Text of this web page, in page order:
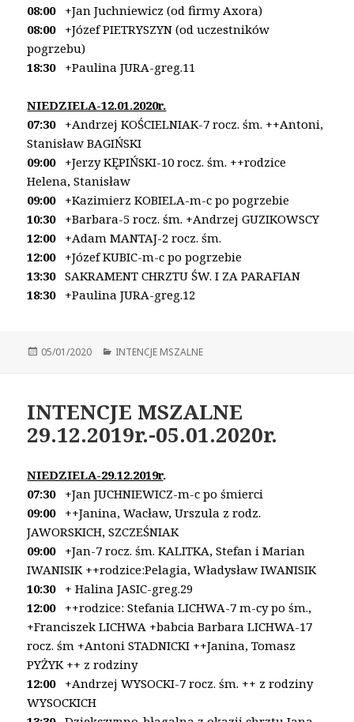
08:00 +Jan Juchniewicz (od firmy Axora)
08:00 +Józef PIETRYSZYN (od uczestników
pogrzebu)
18:30 +Paulina JURA-greg.11
NIEDZIELA-12.01.2020r.
07:30+Andrzej KOŚCIELNIAK-7 rocz. śm. ++Antoni,
Stanisław BAGIŃSKI
09:00+Jerzy KĘPIŃSKI-10 rocz. śm. ++rodzice
Helena, Stanisław
09:00+Kazimierz KOBIELA-m-c po pogrzebie
10:30 +Barbara-5 rocz. śm. +Andrzej GUZIKOWSCY
12:00 +Adam MANTAJ-2 rocz. śm.
12:00 +Józef KUBIC-m-c po pogrzebie
13:30SAKRAMENT CHRZTU ŚW. I ZA PARAFIAN
18:30 +Paulina JURA-greg.12
Opublikowano
05/01/2020 Kategorie
INTENCJE MSZALNE
INTENCJE MSZALNE
29.12.2019r.-05.01.2020r.
NIEDZIELA-29.12.2019r.
07:30+Jan JUCHNIEWICZ-m-c po śmierci
09:00++Janina, Wacław, Urszula z rodz.
JAWORSKICH,SZCZEŚNIAK
09:00+Jan-7 rocz. śm. KALITKA, Stefan i Marian
IWANISIK ++rodzice:Pelagia, Władysław IWANISIK
10:30 + Halina JASIC-greg.29
12:00 ++rodzice: Stefania LICHWA-7 m-cy po śm.,
+Franciszek LICHWA +babcia Barbara LICHWA-17
rocz. śm +Antoni STADNICKI ++Janina, Tomasz
PYŻYK ++ z rodziny
12:00 +Andrzej WYSOCKI-7 rocz. śm. ++ z rodziny
WYSOCKICH